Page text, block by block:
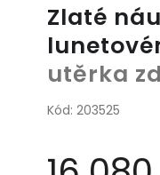
Zlaté
utěrka
Kód: 203525